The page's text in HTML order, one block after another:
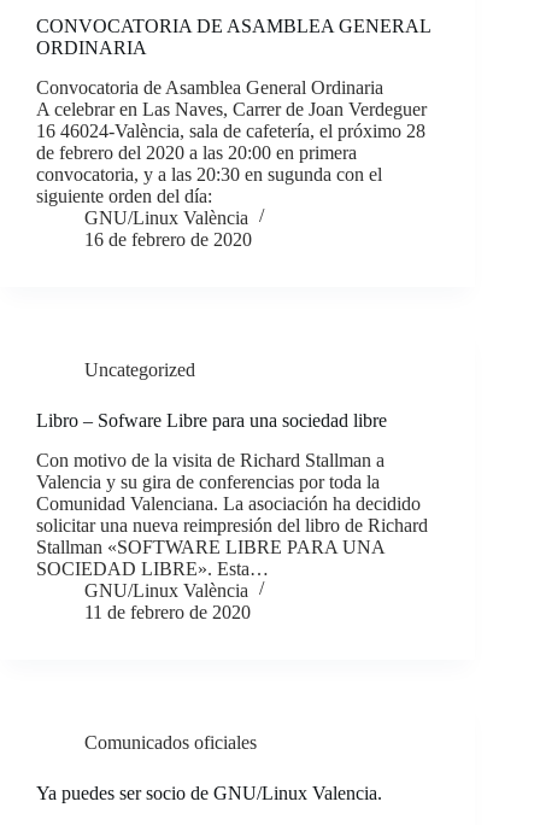
CONVOCATORIA DE ASAMBLEA GENERAL
ORDINARIA
Convocatoria de Asamblea General Ordinaria
A celebrar en Las Naves, Carrer de Joan Verdeguer
16 46024-València, sala de cafetería, el próximo 28
de febrero del 2020 a las 20:00 en primera
convocatoria, y a las 20:30 en sugunda con el
siguiente orden del día:
GNU/Linux València
16 de febrero de 2020
Uncategorized
Libro – Sofware Libre para una sociedad libre
Con motivo de la visita de Richard Stallman a
Valencia y su gira de conferencias por toda la
Comunidad Valenciana. La asociación ha decidido
solicitar una nueva reimpresión del libro de Richard
Stallman «SOFTWARE LIBRE PARA UNA
SOCIEDAD LIBRE». Esta…
GNU/Linux València
11 de febrero de 2020
Comunicados oficiales
Ya puedes ser socio de GNU/Linux Valencia.